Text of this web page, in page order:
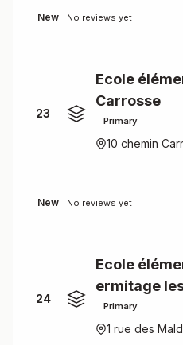
New No reviews yet
23
Ecole
Carrosse
Primary
10 chemin
New No reviews yet
24
Ecole
ermitage
Primary
1 rue des